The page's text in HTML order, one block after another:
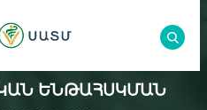
ԵՆԹԱՀՍԿՄԱՆ